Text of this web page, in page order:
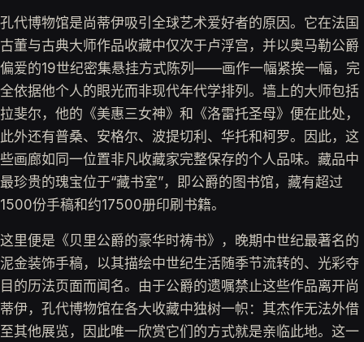
孔代博物馆是尚蒂伊吸引全球艺术爱好者的原因。它在法国
古董与古典大师作品收藏中仅次于卢浮宫，并以奥马勒公爵
偏爱的19世纪密集悬挂方式陈列——画作一幅紧挨一幅，完
全依据他个人的眼光而非现代年代学排列。墙上的大师包括
拉斐尔，他的《美惠三女神》和《洛雷托圣母》便在此处，
此外还有普桑、安格尔、波提切利、华托和柯罗。因此，这
些画廊如同一位置非凡收藏家完整保存的个人品味。藏品中
最珍贵的瑰宝位于“藏书室”，即公爵的图书馆，藏有超过
1500份手稿和约17500册印刷书籍。
这里便是《贝里公爵的豪华时祷书》，晚期中世纪最著名的
泥金装饰手稿，以其描绘中世纪生活随季节流转的、光彩夺
目的历法页面而闻名。由于公爵的遗嘱禁止这些作品离开尚
蒂伊，孔代博物馆在各大收藏中独树一帜：其杰作无法外借
至其他展览，因此唯一欣赏它们的方式就是亲临此地。这一